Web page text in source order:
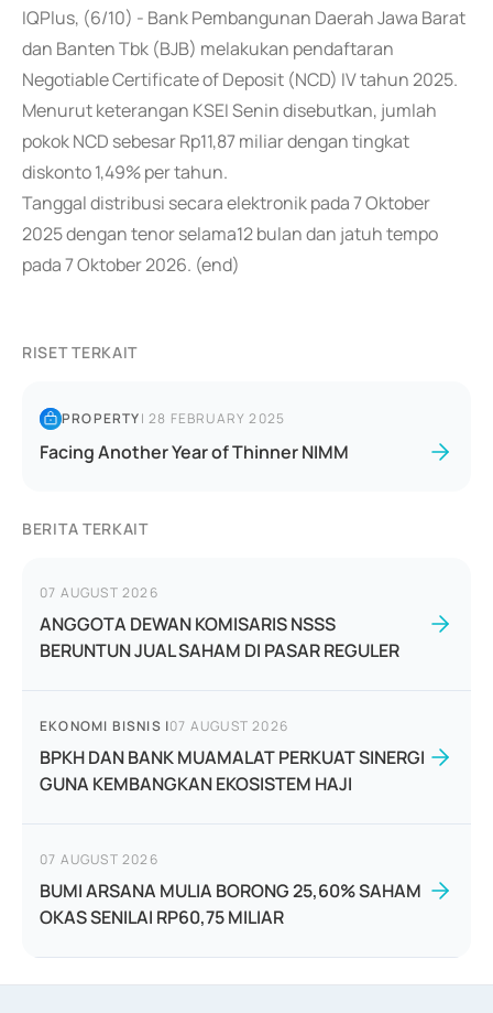
IQPlus, (6/10) - Bank Pembangunan Daerah Jawa Barat
dan Banten Tbk (BJB) melakukan pendaftaran
Negotiable Certificate of Deposit (NCD) IV tahun 2025.
Menurut keterangan KSEI Senin disebutkan, jumlah
pokok NCD sebesar Rp11,87 miliar dengan tingkat
diskonto 1,49% per tahun.
Tanggal distribusi secara elektronik pada 7 Oktober
2025 dengan tenor selama12 bulan dan jatuh tempo
pada 7 Oktober 2026. (end)
RISET TERKAIT
PROPERTY|28 FEBRUARY 2025
Facing Another Year of Thinner NIMM
BERITA TERKAIT
07 AUGUST 2026
ANGGOTA DEWAN KOMISARIS NSSS
BERUNTUN JUAL SAHAM DI PASAR REGULER
EKONOMI BISNIS |07 AUGUST 2026
BPKH DAN BANK MUAMALAT PERKUAT SINERGI
GUNA KEMBANGKAN EKOSISTEM HAJI
07 AUGUST 2026
BUMI ARSANA MULIA BORONG 25,60% SAHAM
OKAS SENILAI RP60,75 MILIAR